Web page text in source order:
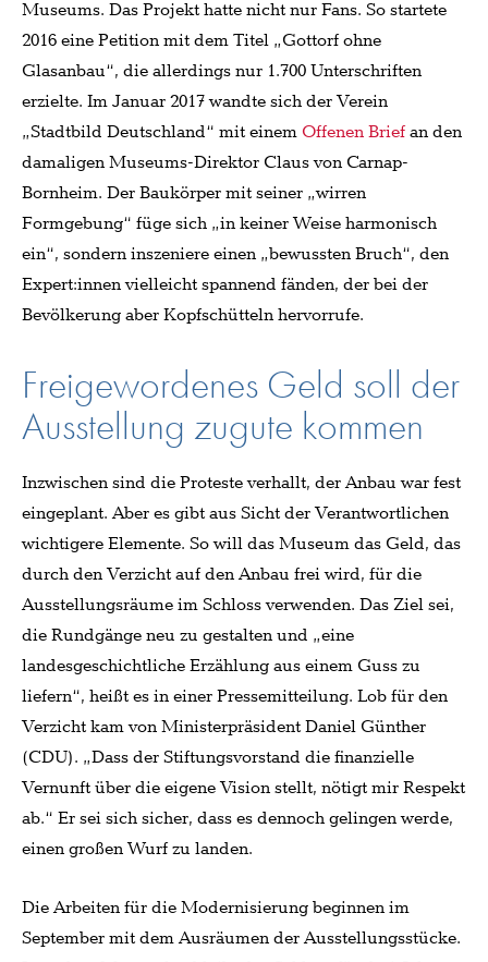
Museums. Das Projekt hatte nicht nur Fans. So startete
2016 eine Petition mit dem Titel „Gottorf ohne
Glasanbau“, die allerdings nur 1.700 Unterschriften
erzielte. Im Januar 2017 wandte sich der Verein
„Stadtbild Deutschland“ mit einem Offenen Briefan den
damaligen Museums-Direktor Claus von Carnap-
Bornheim. Der Baukörper mit seiner „wirren
Formgebung“ füge sich „in keiner Weise harmonisch
ein“, sondern inszeniere einen „bewussten Bruch“, den
Expert:innen vielleicht spannend fänden, der bei der
Bevölkerung aber Kopfschütteln hervorrufe.
Freigewordenes Geld soll der
Ausstellung zugute kommen
Inzwischen sind die Proteste verhallt, der Anbau war fest
eingeplant. Aber es gibt aus Sicht der Verantwortlichen
wichtigere Elemente. So will das Museum das Geld, das
durch den Verzicht auf den Anbau frei wird, für die
Ausstellungsräume im Schloss verwenden. Das Ziel sei,
die Rundgänge neu zu gestalten und „eine
landesgeschichtliche Erzählung aus einem Guss zu
liefern“, heißt es in einer Pressemitteilung. Lob für den
Verzicht kam von Ministerpräsident Daniel Günther
(CDU). „Dass der Stiftungsvorstand die finanzielle
Vernunft über die eigene Vision stellt, nötigt mir Respekt
ab.“ Er sei sich sicher, dass es dennoch gelingen werde,
einen großen Wurf zu landen.
Die Arbeiten für die Modernisierung beginnen im
September mit dem Ausräumen der Ausstellungsstücke.